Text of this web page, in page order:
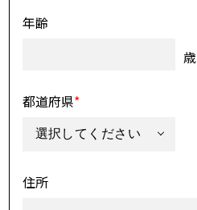
年齢
歳
都道府県*
住所